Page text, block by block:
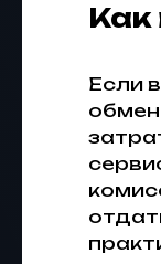
Как
Если